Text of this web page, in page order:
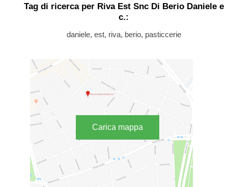
Tag di ricerca per Riva Est Snc Di Berio Daniele e
c.:
daniele, est, riva, berio, pasticcerie
Carica mappa